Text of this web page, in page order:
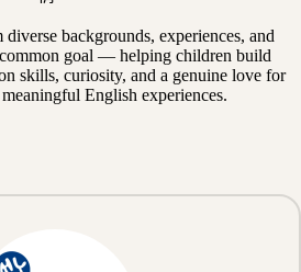
backgrounds, experiences, and
goal — helping children build
skills, curiosity, and a genuine love for
English experiences.